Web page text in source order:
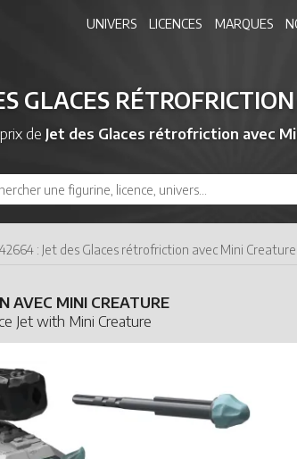
UNIVERS LICENCES MARQUES
GLACES
de Jet des Glaces rétrofriction avec
42664 : Jet des Glaces rétrofriction avec Mini Creature
AVEC MINI CREATURE
Jet with Mini Creature